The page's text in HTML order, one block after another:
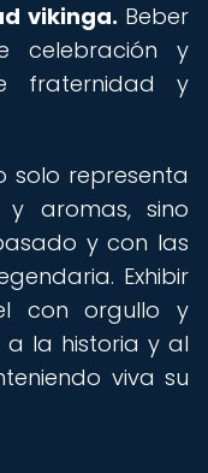
vikinga. Beber
celebración y
fraternidad y
solo representa
aromas, sino
y con las
Exhibir
con orgullo y
a la historia y al
viva su